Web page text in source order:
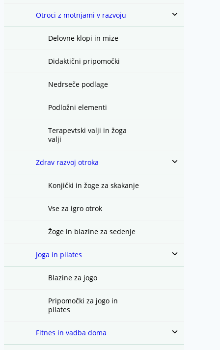
Otroci z motnjami v razvoju
Toggle
menu
Delovne klopi in mize
Didaktični pripomočki
Nedrseče podlage
Podložni elementi
Terapevtski valji in žoga
valji
Zdrav razvoj otroka
Toggle
menu
Konjički in žoge za skakanje
Vse za igro otrok
Žoge in blazine za sedenje
Joga in pilates
Toggle
menu
Blazine za jogo
Pripomočki za jogo in
pilates
Fitnes in vadba doma
Toggle
menu